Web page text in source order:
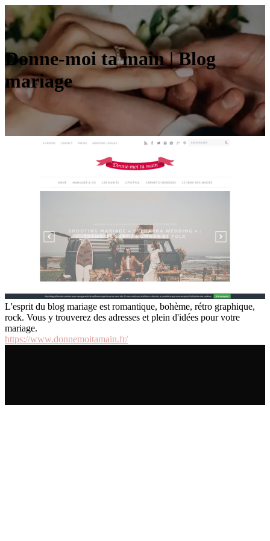
Don­ne-moi ta ­main | Blog
mariage
L'esprit du blog mariage est romantique, bohème, rétro graphique,
rock. Vous y trouverez des adresses et plein d'idées pour votre
mariage.
https://www.donnemoitamain.fr/